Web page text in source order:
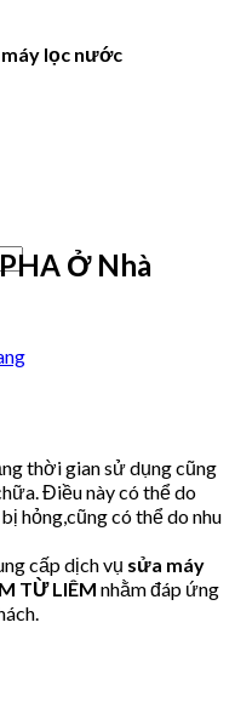
lọc nước
Ở Nhà
thời gian sử dụng cũng
Điều này có thể do
hỏng,cũng có thể do nhu
cấp dịch vụ sửa máy
TỪ LIÊM nhằm đáp ứng